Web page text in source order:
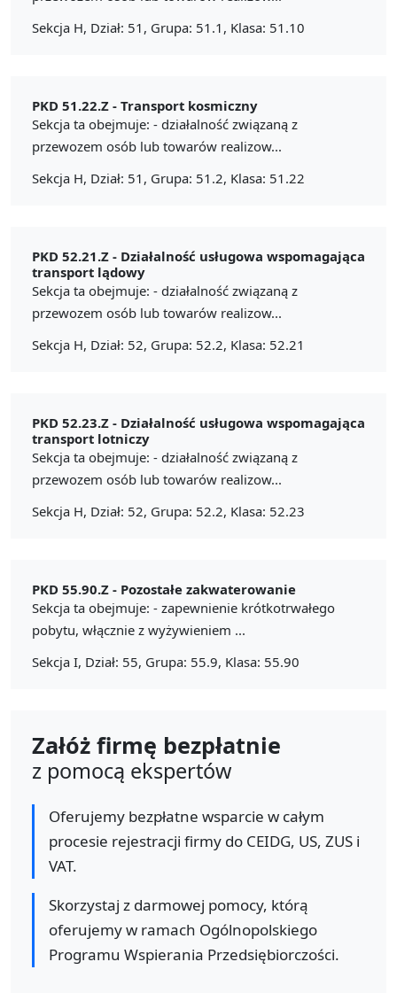
Sekcja H, Dział: 51, Grupa: 51.1, Klasa: 51.10
PKD 51.22.Z - Transport kosmiczny
Sekcja ta obejmuje: - działalność związaną z
przewozem osób lub towarów realizow...
Sekcja H, Dział: 51, Grupa: 51.2, Klasa: 51.22
PKD 52.21.Z - Działalność usługowa wspomagająca
transport lądowy
Sekcja ta obejmuje: - działalność związaną z
przewozem osób lub towarów realizow...
Sekcja H, Dział: 52, Grupa: 52.2, Klasa: 52.21
PKD 52.23.Z - Działalność usługowa wspomagająca
transport lotniczy
Sekcja ta obejmuje: - działalność związaną z
przewozem osób lub towarów realizow...
Sekcja H, Dział: 52, Grupa: 52.2, Klasa: 52.23
PKD 55.90.Z - Pozostałe zakwaterowanie
Sekcja ta obejmuje: - zapewnienie krótkotrwałego
pobytu, włącznie z wyżywieniem ...
Sekcja I, Dział: 55, Grupa: 55.9, Klasa: 55.90
Załóż firmę bezpłatnie
z pomocą ekspertów
Oferujemy bezpłatne wsparcie w całym
procesie rejestracji firmy do CEIDG, US, ZUS i
VAT.
Skorzystaj z darmowej pomocy, którą
oferujemy w ramach Ogólnopolskiego
Programu Wspierania Przedsiębiorczości.